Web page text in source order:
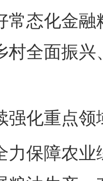
常态化金
村全面振
化重点领
保障农业